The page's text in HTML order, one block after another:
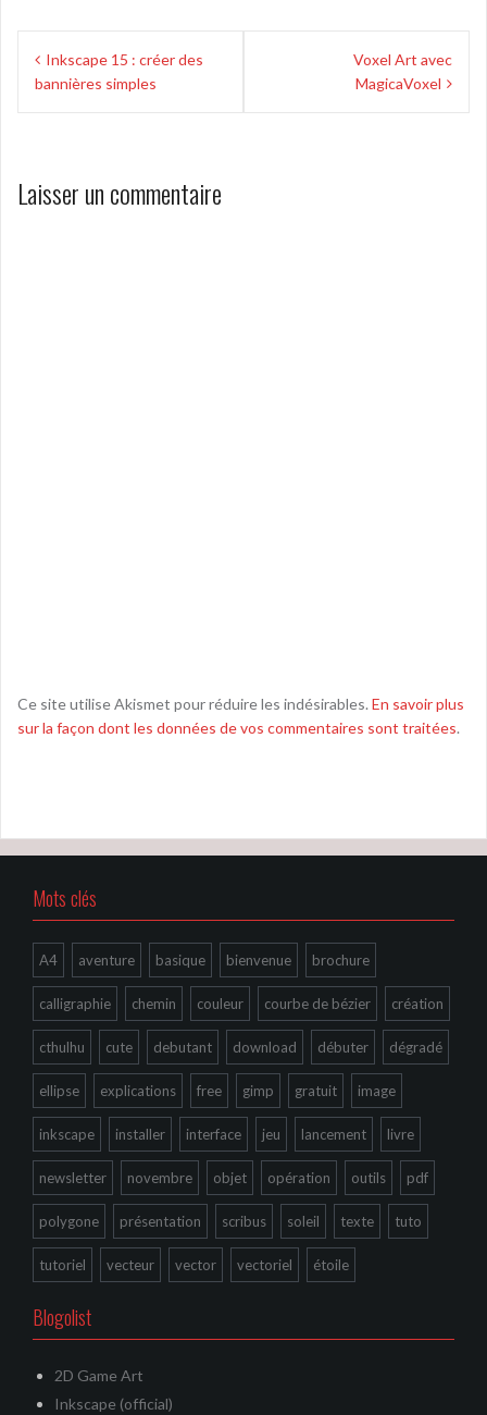
Navigation
de Inkscape 15 : créer des
bannières simples
Voxel Art avec
MagicaVoxel
Laisser un commentaire
Ce site utilise Akismet pour réduire les indésirables. En savoir plus
sur la façon dont les données de vos commentaires sont traitées.
Mots clés
A4 aventure basique bienvenue brochure
calligraphie chemin couleur courbe de bézier création
cthulhu cute debutant download débuter dégradé
ellipse explications free gimp gratuit image
inkscape installer interface jeu lancement livre
newsletter novembre objet opération outils pdf
polygone présentation scribus soleil texte tuto
tutoriel vecteur vector vectoriel étoile
Blogolist
2D Game Art
Inkscape (official)